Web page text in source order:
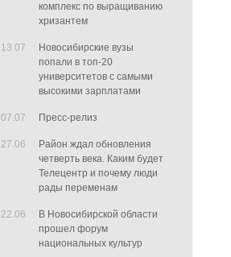
комплекс по выращиванию
хризантем
13.07
Новосибирские вузы
попали в топ-20
университетов с самыми
высокими зарплатами
07.07 Пресс-релиз
27.06
Район ждал обновления
четверть века. Каким будет
Телецентр и почему люди
рады переменам
22.06
В Новосибирской области
прошел форум
национальных культур